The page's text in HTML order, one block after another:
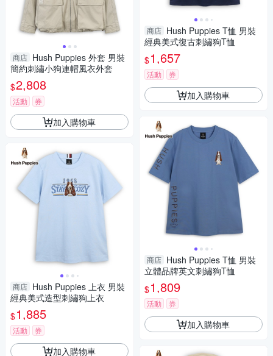
商店 Hush Puppies 外套 男裝
簡約刺繡小狗連帽風衣外套
$2,808
活動 券
加入購物車
商店 Hush Puppies 上衣 男裝
經典美式造型刺繡狗上衣
$1,885
活動 券
加入購物車
商店 Hush Puppies T恤 男裝
經典美式復古刺繡狗T恤
$1,657
活動 券
加入購物車
商店 Hush Puppies T恤 男裝
立體品牌英文刺繡狗T恤
$1,809
活動 券
加入購物車